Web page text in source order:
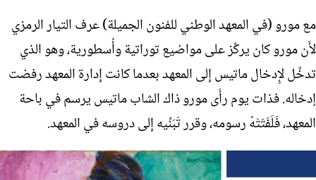
مع مورو (في المعهد الوطني للفنون الجميلة) عرف التيار الرمزي
لأَن مورو كان يركِّز على مواضيع توراتية وأُسطورية، وهو الذي
تدخَّل لإِدخال ماتيس إِلى المعهد بعدما كانت إِدارة المعهد رفضت
إدخاله. فذات يوم رأَى مورو ذاك الشاب ماتيس يرسم في باحة
المعهد، فَلَفَتَتْهُ رسومه، وقرر تَبَنِّيه إِلى دروسه في المعهد.